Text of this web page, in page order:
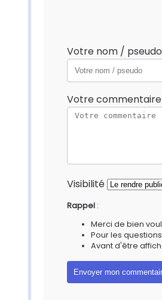
Votre nom / pseudo
Votre commentaire
Visibilité
Rappel :
Merci de bien
Pour les
Avant d'être